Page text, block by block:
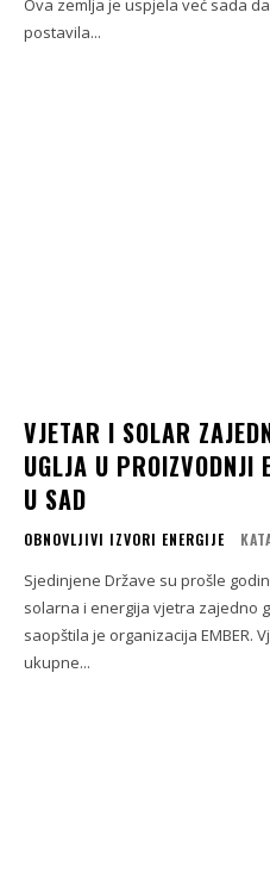
Ova zemlja je uspjela već sada
postavila...
VJETAR I SOLAR
UGLJA U PROIZVODNJI
U SAD
OBNOVLJIVI IZVORI ENERGIJE
Sjedinjene Države su prošle
solarna i energija vjetra zajedno
saopštila je organizacija EMBER.
ukupne...